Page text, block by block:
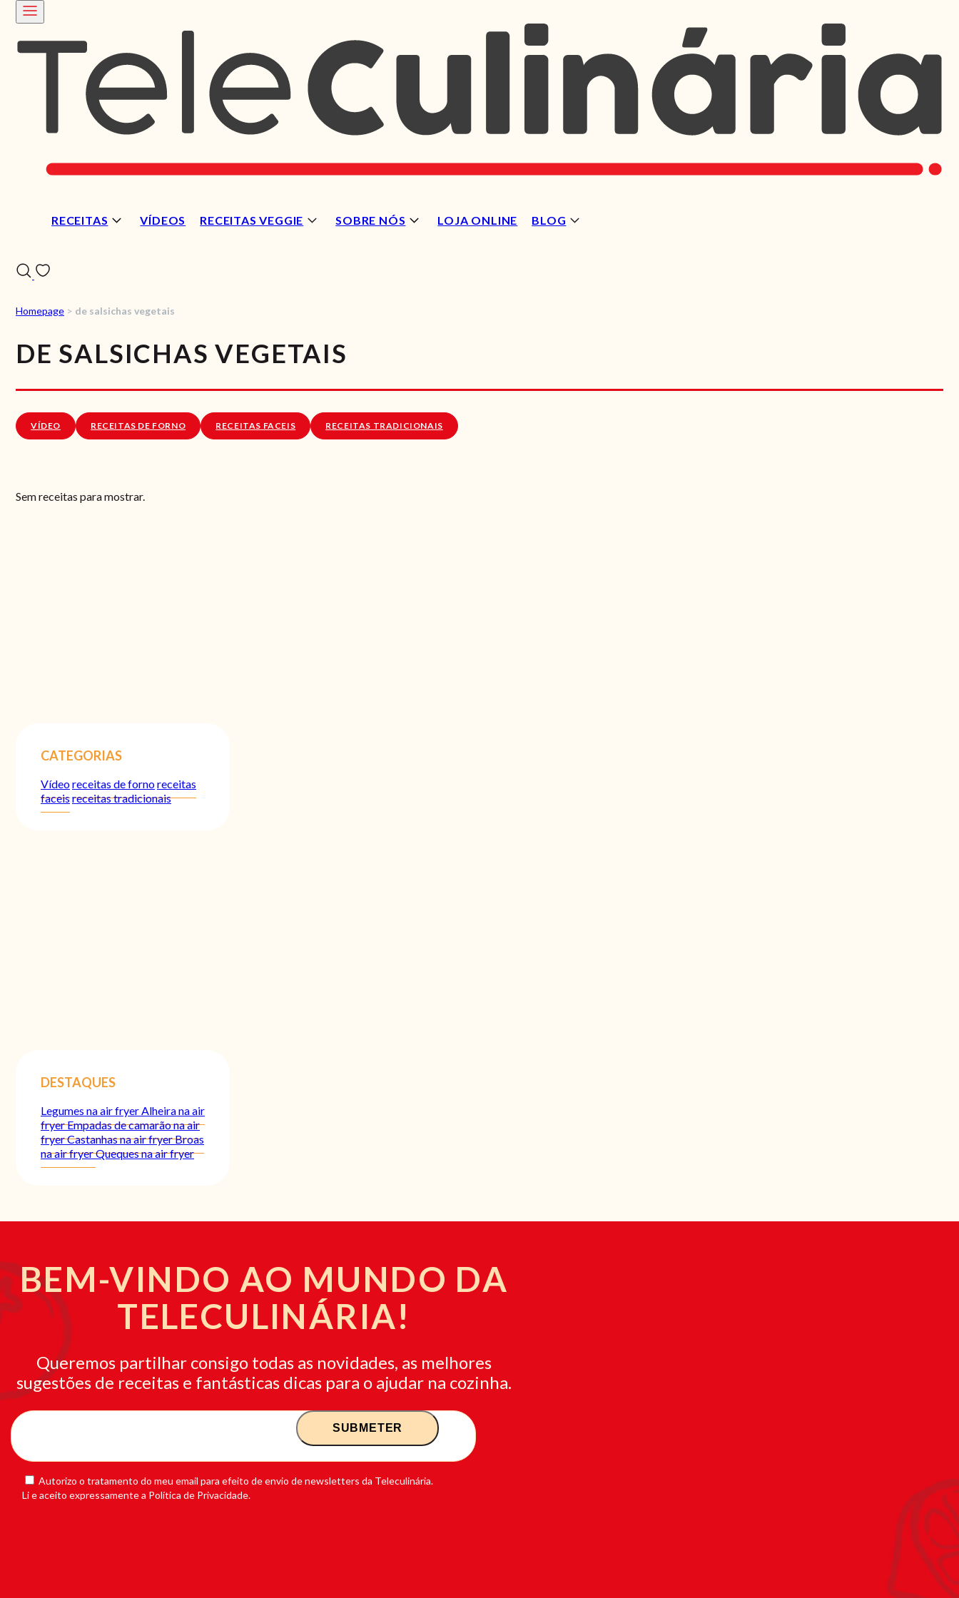
RECEITAS VÍDEOS RECEITAS VEGGIE SOBRE NÓS LOJA ONLINE BLOG
Homepage > de salsichas vegetais
DE SALSICHAS VEGETAIS
VÍDEO RECEITAS DE FORNO RECEITAS FACEIS RECEITAS TRADICIONAIS
Sem receitas para mostrar.
CATEGORIAS
Vídeoreceitas de fornoreceitas
faceisreceitas tradicionais
DESTAQUES
Legumes na air fryerAlheira na air
fryerEmpadas de camarão na air
fryerCastanhas na air fryerBroas
na air fryerQueques na air fryer
BEM-VINDO AO MUNDO DA
TELECULINÁRIA!
Queremos partilhar consigo todas as novidades, as melhores
sugestões de receitas e fantásticas dicas para o ajudar na cozinha.
Autorizo o tratamento do meu email para efeito de envio de newsletters da Teleculinária.
Li e aceito expressamente a Política de Privacidade.